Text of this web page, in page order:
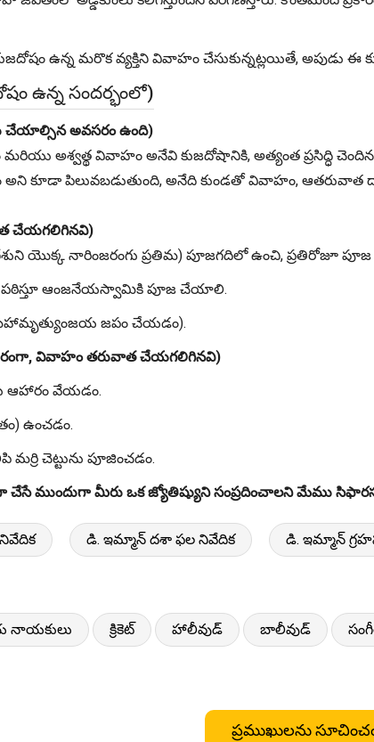
కుజదోషం ఉన్న మరొక వ్యక్తిని వివాహం చేసుకున్నట్లయితే,
ఉన్న సందర్భంలో)
చేయాల్సిన అవసరం ఉంది)
అశ్వత్థ వివాహం అనేవి కుజదోషానికి, అత్యంత ప్రసిద్ధి
కూడా పిలువబడుతుంది, అనేది కుండతో వివాహం, ఆతరువాత
చేయగలిగినవి)
యొక్క నారింజరంగు ప్రతిమ) పూజగదిలో ఉంచి, ప్రతిరోజూ
ఆంజనేయస్వామికి పూజ చేయాలి.
జపం చేయడం).
వివాహం తరువాత చేయగలిగినవి)
ఆహారం వేయడం.
ఉంచడం.
చెట్టును పూజించడం.
ముందుగా మీరు ఒక జ్యోతిష్యుని సంప్రదించాలని మేము
డి. ఇమ్మాన్ దశా ఫల నివేదిక డి. ఇమ్మాన్
నాయకులు క్రికెట్ హాలీవుడ్ బాలీవుడ్
ప్రముఖులను